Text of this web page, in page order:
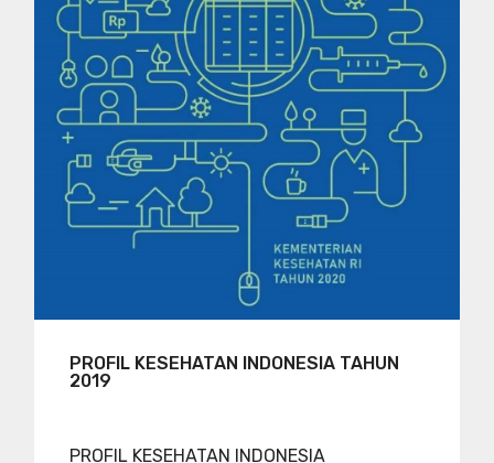
PROFIL KESEHATAN INDONESIA TAHUN
2019
PROFIL KESEHATAN INDONESIA